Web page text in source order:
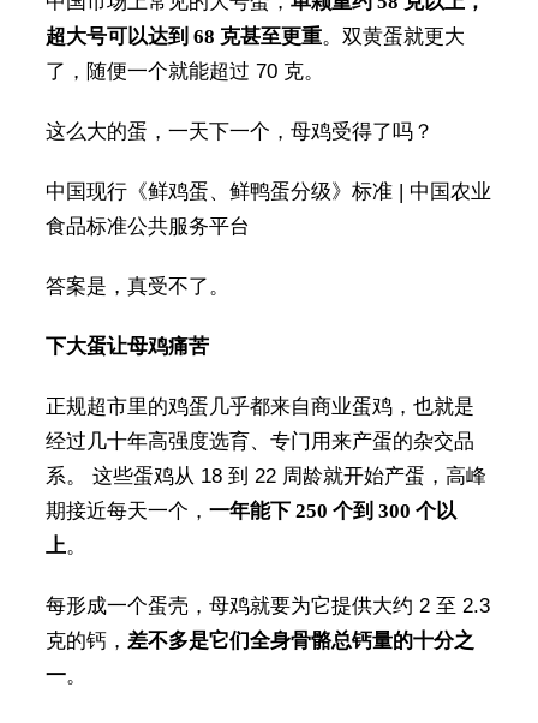
超大号可以达到 68 克甚至更重。双黄蛋就更大
了，随便一个就能超过 70 克。
这么大的蛋，一天下一个，母鸡受得了吗？
中国现行《鲜鸡蛋、鲜鸭蛋分级》标准 | 中国农业
食品标准公共服务平台
答案是，真受不了。
下大蛋让母鸡痛苦
正规超市里的鸡蛋几乎都来自商业蛋鸡，也就是
经过几十年高强度选育、专门用来产蛋的杂交品
系。 这些蛋鸡从 18 到 22 周龄就开始产蛋，高峰
期接近每天一个， 一年能下 250 个到 300 个以
上。
每形成一个蛋壳，母鸡就要为它提供大约 2 至 2.3
克的钙， 差不多是它们全身骨骼总钙量的十分之
一。